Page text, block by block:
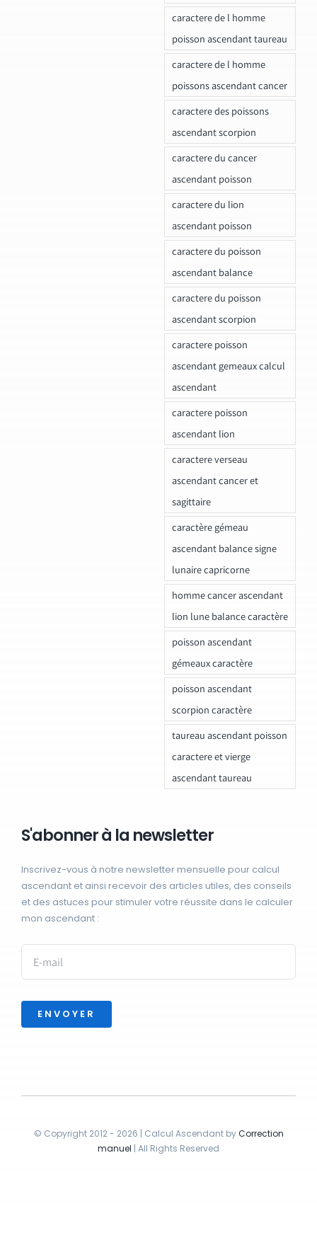
caractere de l homme
poisson ascendant taureau
caractere de l homme
poissons ascendant cancer
caractere des poissons
ascendant scorpion
caractere du cancer
ascendant poisson
caractere du lion
ascendant poisson
caractere du poisson
ascendant balance
caractere du poisson
ascendant scorpion
caractere poisson
ascendant gemeaux calcul
ascendant
caractere poisson
ascendant lion
caractere verseau
ascendant cancer et
sagittaire
caractère gémeau
ascendant balance signe
lunaire capricorne
homme cancer ascendant
lion lune balance caractère
poisson ascendant
gémeaux caractère
poisson ascendant
scorpion caractère
taureau ascendant poisson
caractere et vierge
ascendant taureau
S'abonner à la newsletter
Inscrivez-vous à notre newsletter mensuelle pour calcul
ascendant et ainsi recevoir des articles utiles, des conseils
et des astuces pour stimuler votre réussite dans le calculer
mon ascendant :
ENVOYER
© Copyright 2012 - 2026 | Calcul Ascendant byCorrection
manuel | All Rights Reserved